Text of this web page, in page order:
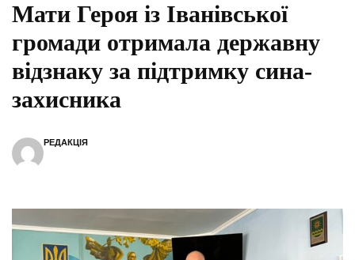
Мати Героя із Іванівської
громади отримала державну
відзнаку за підтримку сина-
захисника
РЕДАКЦІЯ